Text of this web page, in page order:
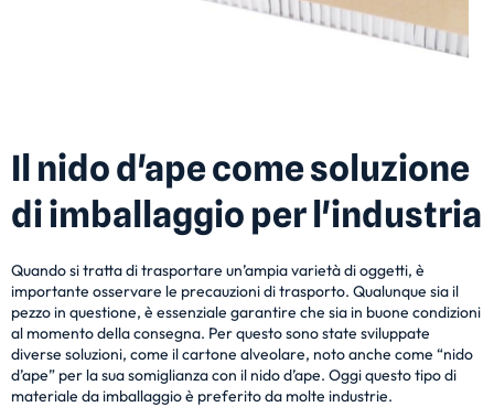
Il nido d'ape come soluzione
di imballaggio per l'industria
Quando si tratta di trasportare un’ampia varietà di oggetti, è
importante osservare le precauzioni di trasporto. Qualunque sia il
pezzo in questione, è essenziale garantire che sia in buone condizioni
al momento della consegna. Per questo sono state sviluppate
diverse soluzioni, come il cartone alveolare, noto anche come “nido
d’ape” per la sua somiglianza con il nido d’ape. Oggi questo tipo di
materiale da imballaggio è preferito da molte industrie.